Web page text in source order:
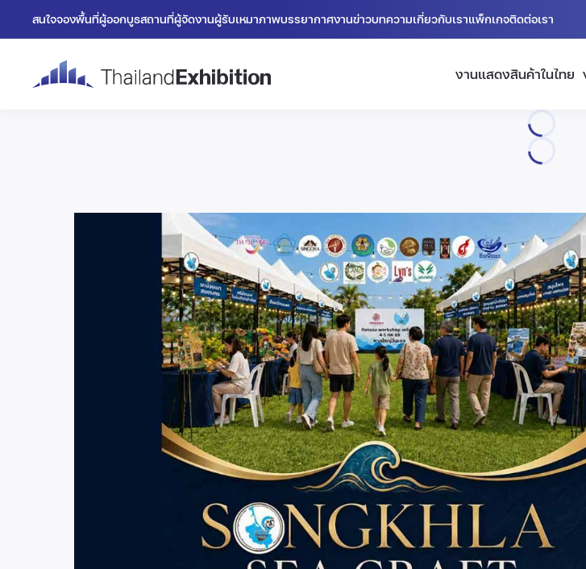
สนใจจองพื้นที่ผู้ออกบูธสถานที่ผู้จัดงานผู้รับเหมาภาพบรรยากาศงานข่าวบทความเกี่ยวกับเราแพ็กเกจติดต่อเรา
งานแสดงสินค้าในไทย